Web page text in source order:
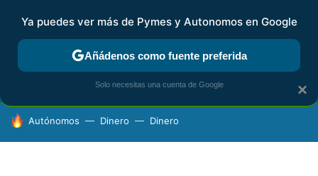
FISCALIDAD Y CONTABILIDAD KIT DIGITAL RENTA
HOY SE HABLA DE
Autónomos Dinero Dinero
×
Ya puedes ver más de Pymes y Autonomos en Google
Añádenos como fuente preferida
Solo necesitas una cuenta de Google